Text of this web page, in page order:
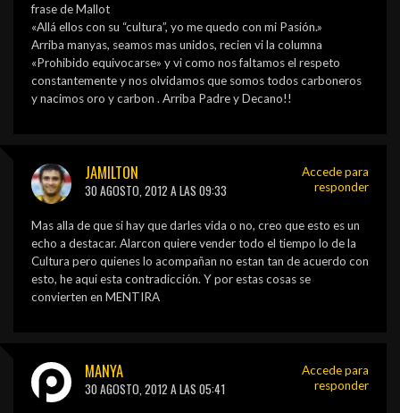
frase de Mallot
«Allá ellos con su “cultura”, yo me quedo con mi Pasión.»
Arriba manyas, seamos mas unidos, recien vi la columna
«Prohibido equivocarse» y vi como nos faltamos el respeto
constantemente y nos olvidamos que somos todos carboneros
y nacimos oro y carbon . Arriba Padre y Decano!!
JAMILTON
30 AGOSTO, 2012 A LAS 09:33
Mas alla de que si hay que darles vida o no, creo que esto es un
echo a destacar. Alarcon quiere vender todo el tiempo lo de la
Cultura pero quienes lo acompañan no estan tan de acuerdo con
esto, he aqui esta contradicción. Y por estas cosas se
convierten en MENTIRA
Accede para
responder
MANYA
30 AGOSTO, 2012 A LAS 05:41
Accede para
responder